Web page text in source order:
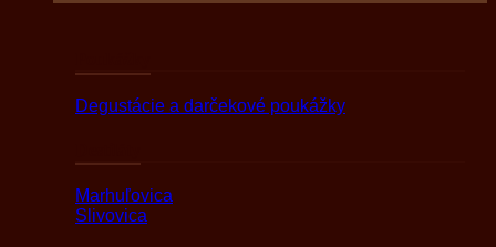
Degustácie a darčekové poukážky
Marhuľovica
Slivovica